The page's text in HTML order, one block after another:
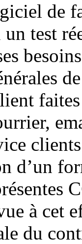
de
test
d’un
à cet
du